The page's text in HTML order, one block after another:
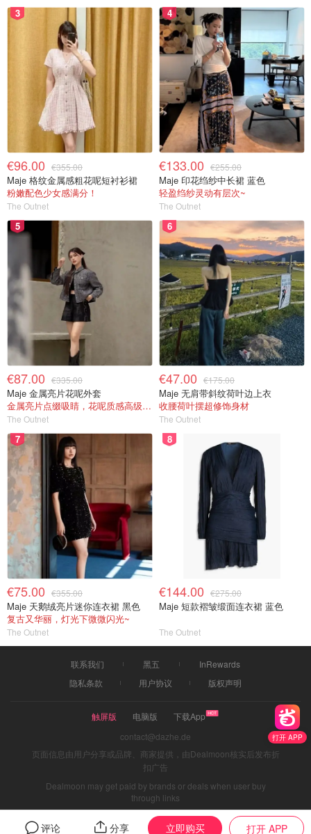
打开 APP
评论 分享 立即购买 打开 APP
3
€96.00 €355.00
Maje 格纹金属感粗花呢短衬衫裙
粉嫩配色少女感满分！
The Outnet
4
€133.00 €255.00
Maje 印花绉纱中长裙 蓝色
轻盈绉纱灵动有层次~
The Outnet
5
€87.00 €335.00
Maje 金属亮片花呢外套
金属亮片点缀吸睛，花呢质感高级又显贵
The Outnet
6
€47.00 €175.00
Maje 无肩带斜纹荷叶边上衣
收腰荷叶摆超修饰身材
The Outnet
7
€75.00 €355.00
Maje 天鹅绒亮片迷你连衣裙 黑色
复古又华丽，灯光下微微闪光~
The Outnet
8
€144.00 €275.00
Maje 短款褶皱缎面连衣裙 蓝色
The Outnet
联系我们 黑五
InRewards
隐私条款
用户协议 版权声明
触屏版 电脑版
下载App
contact@dazhe.de
页面信息由用户分享或品牌、商家提供，由Dealmoon核实后发布折
扣广告
Dealmoon may get paid by brands or deals when user buy
through links